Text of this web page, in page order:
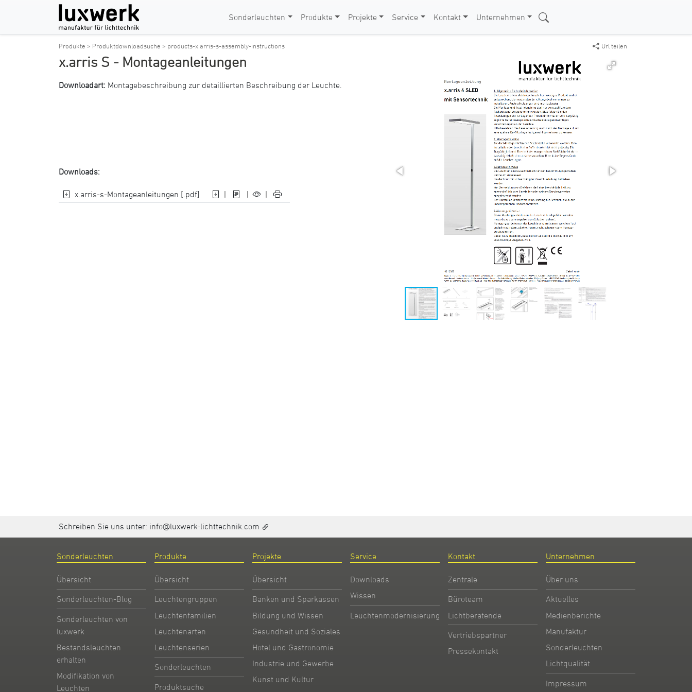
Sonderleuchten Produkte Projekte Service Kontakt Unternehmen
Produkte > Produktdownloadsuche > products-x.arris-s-assembly-instructions Url teilen
x.arris S - Montageanleitungen
Downloadart: Montagebeschreibung zur detaillierten Beschreibung der Leuchte.
Downloads:
x.arris-s-Montageanleitungen [.pdf] | | |
Schreiben Sie uns unter: info@luxwerk-lichttechnik.com
Sonderleuchten
Übersicht
Sonderleuchten-Blog
Sonderleuchten von
luxwerk
Bestandsleuchten
erhalten
Modifikation von
Leuchten
Produkte
Übersicht
Leuchtengruppen
Leuchtenfamilien
Leuchtenarten
Leuchtenserien
Sonderleuchten
Produktsuche
Projekte
Übersicht
Banken und Sparkassen
Bildung und Wissen
Gesundheit und Soziales
Hotel und Gastronomie
Industrie und Gewerbe
Kunst und Kultur
Service
Downloads
Wissen
Leuchtenmodernisierung
Kontakt
Zentrale
Büroteam
Lichtberatende
Vertriebspartner
Pressekontakt
Unternehmen
Über uns
Aktuelles
Medienberichte
Manufaktur
Sonderleuchten
Lichtqualität
Impressum